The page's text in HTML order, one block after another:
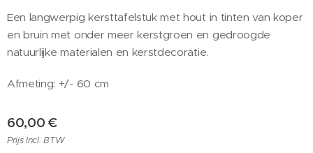
Een langwerpig kersttafelstuk met hout in tinten van koper
en bruin met onder meer kerstgroen en gedroogde
natuurlijke materialen en kerstdecoratie.
Afmeting: +/- 60 cm
60,00 €
Prijs Incl. BTW